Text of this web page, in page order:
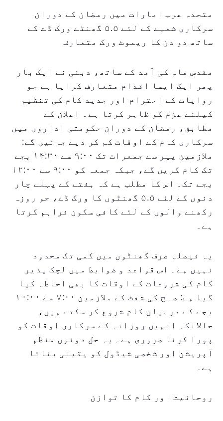
متحدہ عرب امارات میں رمضان کے دوران
سرکاری شعبے کے لئے ۵.۵ گھنٹے ورک ڈے کے
ساتھ دو دن کا ریموٹ ورک متعارف
مقدس ماہ کی آمد کے ساتھ، دبئی نے ایک بار
پھر ایک ایسا اقدام متعارف کرایا ہے جو
روایات کے احترام اور جدید کام کی تنظیم
کیلئے عزم کو ظاہر کرتا ہے۔ اعلان کے
مطابق، رمضان کے دوران حکومتی اداروں میں
سرکاری کام کے اوقات کم کر دیے جائیں گے:
ملازمین پیر سے جمعرات تک ۹:۰۰ سے ۱۴:۳۰ بجے
تک کام کریں گے، جبکہ جمعہ کو ۹:۰۰ سے ۱۲:۰۰
بجے تک۔ اس کا مطلب ہے کہ ہفتے کے پہلے چار
دنوں کے لئے ۵.۵ گھنٹوں کا ورک ڈے، جو روزہ
رکھنے والوں کے لئے کافی سکون فراہم کرتا
ہے۔
یہ فیصلہ صرف گھنٹوں میں کمی تک محدود
نہیں ہے۔ اس قواعد و ضوابط میں لچک پذیر
کام کی شروعات کے اوقات کا بھی احاطہ کیا
گیا ہے: صبح کی شفٹ کے ملازمین ۷:۰۰ سے ۱۰:۰۰
بجے کے درمیان کام شروع کر سکتے ہیں،
حالانکہ انہیں روزانہ کے سرکاری اوقات کو
پورا کرنا ضروری ہے۔ یہ حل دونوں منظم
آپریشن اور شخصی شیڈول کو یقینی بناتا
ہے۔
روحانیت اور کام کا توازن